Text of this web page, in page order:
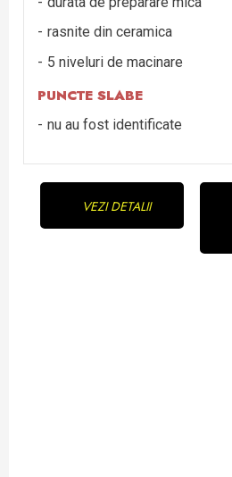
rasnite din ceramica
5 niveluri de macinare
PUNCTE SLABE
nu au fost identificate
VEZI DETALII
Continue
Reading